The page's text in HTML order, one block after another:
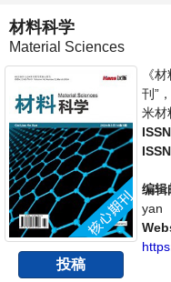
材料科学
Material Sciences
投稿
《
刊”
米材
性论
术创
者、
科学
编辑
yan